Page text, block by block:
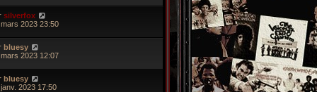
silverfox
2023 23:50
bluesy
2023 12:07
bluesy
2023 17:50